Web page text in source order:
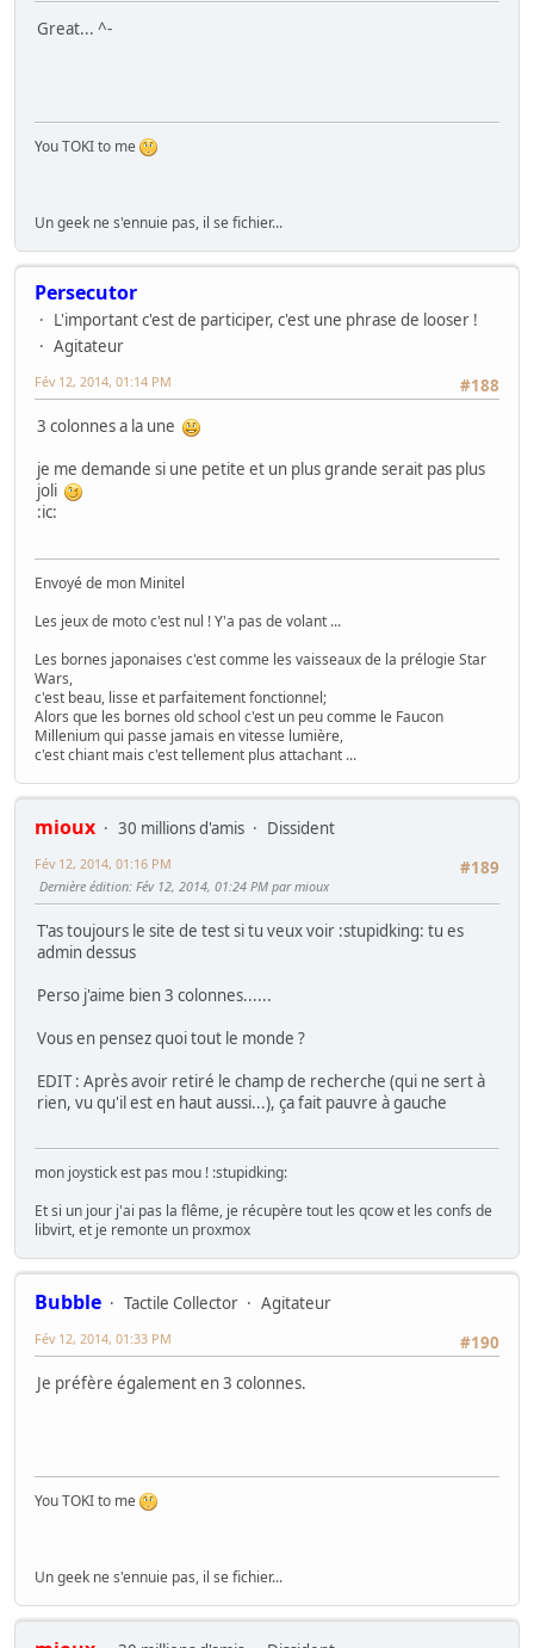
Great... ^-
You TOKI to me
Un geek ne s'ennuie pas, il se fichier...
Persecutor
L'important c'est de participer, c'est une phrase de looser !
Agitateur
#188
Fév 12, 2014, 01:14 PM
3 colonnes a la une
je me demande si une petite et un plus grande serait pas plus
joli
:ic:
Envoyé de mon Minitel
Les jeux de moto c'est nul ! Y'a pas de volant ...
Les bornes japonaises c'est comme les vaisseaux de la prélogie Star
Wars,
c'est beau, lisse et parfaitement fonctionnel;
Alors que les bornes old school c'est un peu comme le Faucon
Millenium qui passe jamais en vitesse lumière,
c'est chiant mais c'est tellement plus attachant ...
mioux 30 millions d'amis
Dissident
#189
Fév 12, 2014, 01:16 PM
Dernière édition: Fév 12, 2014, 01:24 PM par mioux
T'as toujours le site de test si tu veux voir :stupidking: tu es
admin dessus
Perso j'aime bien 3 colonnes......
Vous en pensez quoi tout le monde ?
EDIT : Après avoir retiré le champ de recherche (qui ne sert à
rien, vu qu'il est en haut aussi...), ça fait pauvre à gauche
mon joystick est pas mou ! :stupidking:
Et si un jour j'ai pas la flême, je récupère tout les qcow et les confs de
libvirt, et je remonte un proxmox
Bubble Tactile Collector
Agitateur
#190
Fév 12, 2014, 01:33 PM
Je préfère également en 3 colonnes.
You TOKI to me
Un geek ne s'ennuie pas, il se fichier...